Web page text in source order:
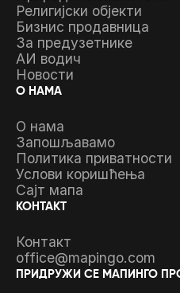
Религијски објекти
Бизнис продавница
За предузетнике
АИ водич
Новости
О НАМА
О нама
Запошљавамо
Политика приватности
Услови коришћења
Сајт мапа
КОНТАКТ
Контакт
office@mapingo.com
ПРИДРУЖИ СЕ МАПИНГО